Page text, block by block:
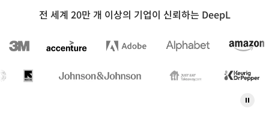
전 세계 20만 개 이상의 기업이 신뢰하는 DeepL